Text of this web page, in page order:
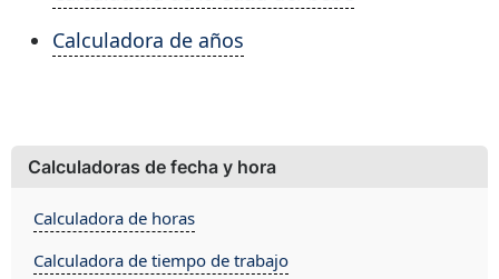
Calculadora de años
Calculadoras de fecha y hora
Calculadora de horas
Calculadora de tiempo de trabajo